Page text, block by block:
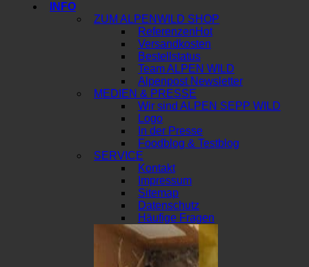
INFO
ZUM ALPENWILD SHOP
Referenzen
Versandkosten
Bestellstatus
Team ALPEN WILD
Alpenpost Newsletter
MEDIEN & PRESSE
Wir sind ALPEN SEPP WILD
Logo
In der Presse
Foodblog & Testblog
SERVICE
Kontakt
Impressum
Sitemap
Datenschutz
Häufige Fragen